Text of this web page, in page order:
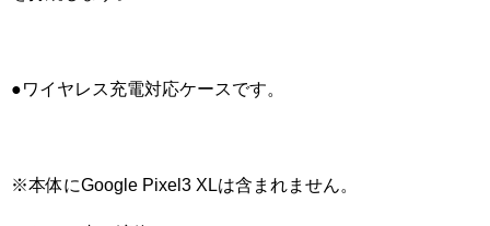
●ワイヤレス充電対応ケースです。
※本体にGoogle Pixel3 XLは含まれません。